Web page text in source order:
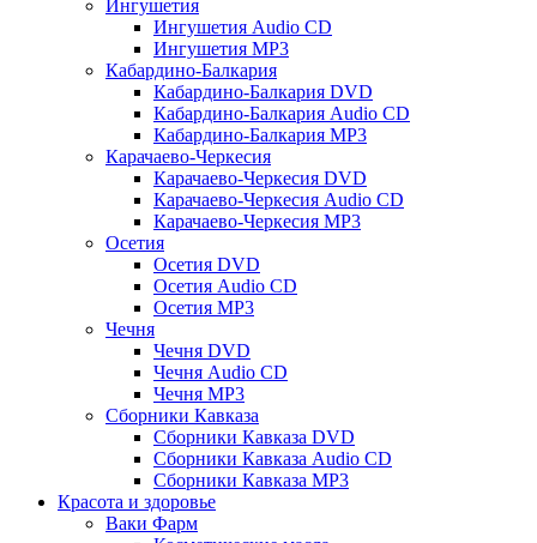
Ингушетия
Ингушетия Audio CD
Ингушетия MP3
Кабардино-Балкария
Кабардино-Балкария DVD
Кабардино-Балкария Audio CD
Кабардино-Балкария MP3
Карачаево-Черкесия
Карачаево-Черкесия DVD
Карачаево-Черкесия Audio CD
Карачаево-Черкесия MP3
Осетия
Осетия DVD
Осетия Audio CD
Осетия MP3
Чечня
Чечня DVD
Чечня Audio CD
Чечня MP3
Сборники Кавказа
Сборники Кавказа DVD
Сборники Кавказа Audio CD
Сборники Кавказа MP3
Красота и здоровье
Ваки Фарм